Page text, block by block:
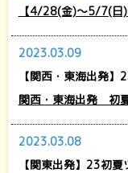
【4/28(金)～5/7(日)
2023.03.09
【関西・東海出発
関西・東海出発 初
2023.03.08
【関東出発】23初